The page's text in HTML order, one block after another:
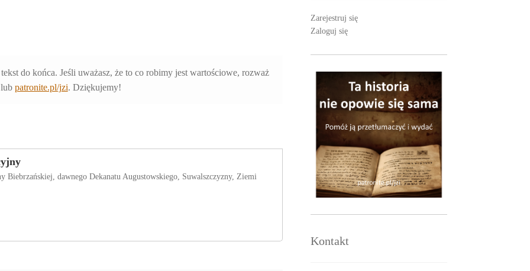
do końca. Jeśli uważasz, że to co robimy jest wartościowe, rozważ
lub patronite.pl/jzi. Dziękujemy!
Biebrzańskiej, dawnego Dekanatu Augustowskiego, Suwalszczyzny, Ziemi
Zarejestruj się
Zaloguj się
Kontakt